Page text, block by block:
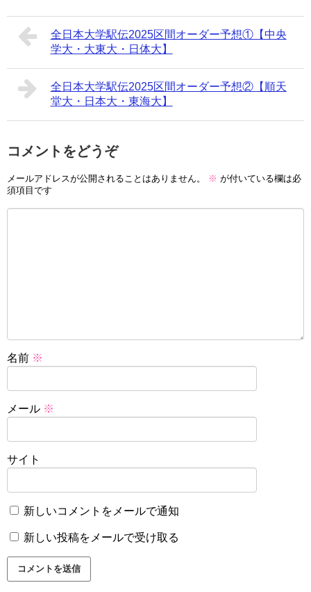
全日本大学駅伝2025区間オーダー予想①【中央
学大・大東大・日体大】
全日本大学駅伝2025区間オーダー予想②【順天
堂大・日本大・東海大】
コメントをどうぞ
メールアドレスが公開されることはありません。 ※ が付いている欄は必
須項目です
名前 ※
メール ※
サイト
新しいコメントをメールで通知
新しい投稿をメールで受け取る